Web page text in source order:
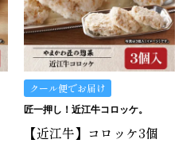
クール便でお届け
匠一押し！近江牛コロッケ。
【近江牛】コロッケ3個